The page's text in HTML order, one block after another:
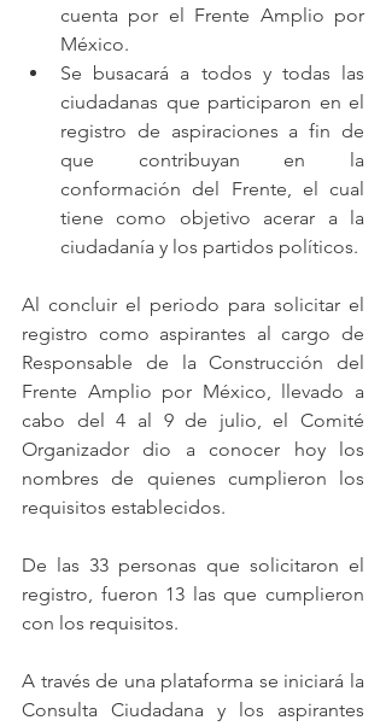
cuenta por el Frente Amplio por
México.
Se busacará a todos y todas las
ciudadanas que participaron en el
registro de aspiraciones a fin de
que contribuyan en la
conformación del Frente, el cual
tiene como objetivo acerar a la
ciudadanía y los partidos políticos.
Al concluir el periodo para solicitar el
registro como aspirantes al cargo de
Responsable de la Construcción del
Frente Amplio por México, llevado a
cabo del 4 al 9 de julio, el Comité
Organizador dio a conocer hoy los
nombres de quienes cumplieron los
requisitos establecidos.
De las 33 personas que solicitaron el
registro, fueron 13 las que cumplieron
con los requisitos.
A través de una plataforma se iniciará la
Consulta Ciudadana y los aspirantes